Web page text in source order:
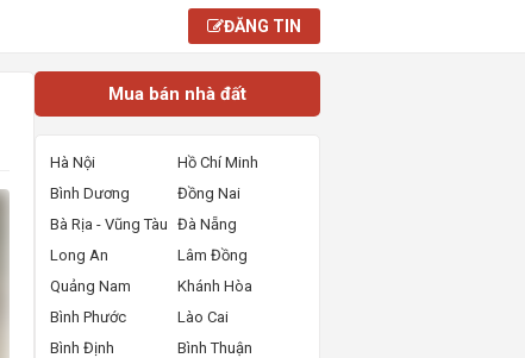
ĐĂNG TIN
Mua bán nhà đất
Hà Nội
Hồ Chí Minh
Bình Dương
Đồng Nai
Bà Rịa - Vũng Tàu Đà Nẵng
Long An
Lâm Đồng
Quảng Nam
Khánh Hòa
Bình Phước
Lào Cai
Bình Định
Bình Thuận